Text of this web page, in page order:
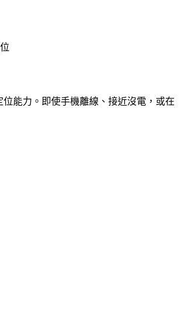
位能力。即使手機離線、接近沒電，或在